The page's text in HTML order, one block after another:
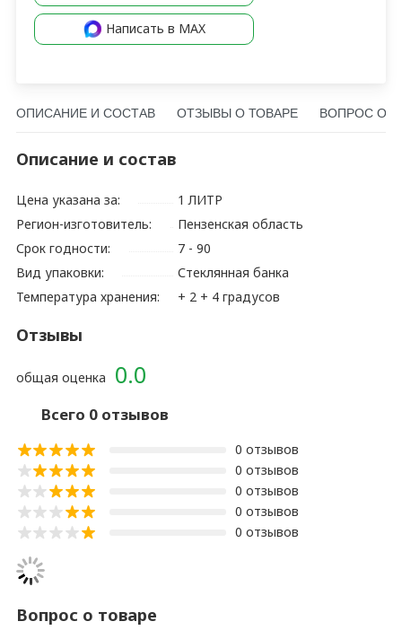
Написать в MAX
ОПИСАНИЕ И СОСТАВ ОТЗЫВЫ О ТОВАРЕ ВОПРОС О
Описание и состав
Цена указана за:
1 ЛИТР
Регион-изготовитель:
Пензенская область
Срок годности:
7 - 90
Вид упаковки:
Стеклянная банка
Температура хранения:
+ 2 + 4 градусов
Отзывы
0.0
общая оценка
Всего 0 отзывов
0 отзывов
0 отзывов
0 отзывов
0 отзывов
0 отзывов
Вопрос о товаре